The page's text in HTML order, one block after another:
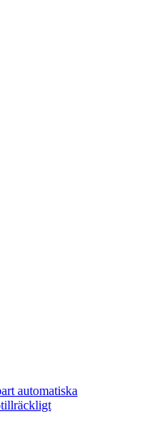
automatiska